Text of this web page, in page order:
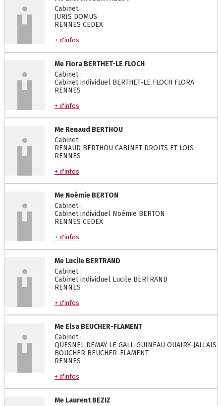
Cabinet :
JURIS DOMUS
RENNES CEDEX
+ d'infos
Me Flora BERTHET-LE FLOCH
Cabinet :
Cabinet individuel BERTHET-LE FLOCH FLORA
RENNES
+ d'infos
Me Renaud BERTHOU
Cabinet :
RENAUD BERTHOU CABINET DROITS ET LOIS
RENNES
+ d'infos
Me Noémie BERTON
Cabinet :
Cabinet individuel Noémie BERTON
RENNES CEDEX
+ d'infos
Me Lucile BERTRAND
Cabinet :
Cabinet individuel Lucile BERTRAND
RENNES
+ d'infos
Me Elsa BEUCHER-FLAMENT
Cabinet :
QUESNEL DEMAY LE GALL-GUINEAU OUAIRY-JALLAIS
BOUCHER BEUCHER-FLAMENT
RENNES
+ d'infos
Me Laurent BEZIZ